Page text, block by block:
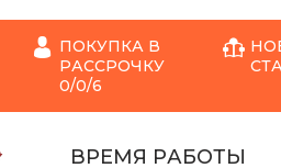
ПОКУПКА В
РАССРОЧКУ
0/0/6
ВРЕМЯ РАБОТЫ